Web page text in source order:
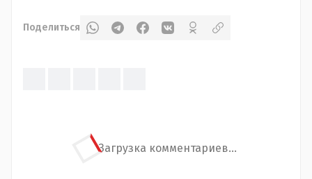
Поделиться
Загрузка комментариев...